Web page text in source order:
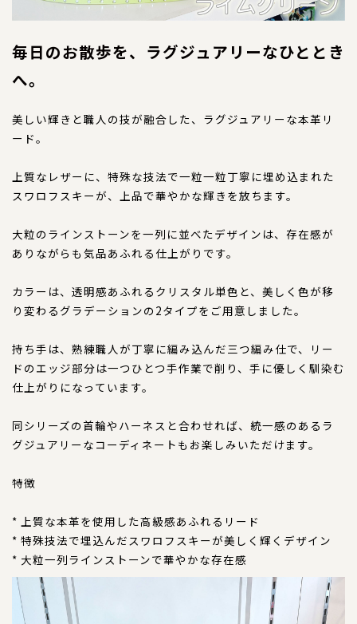
CORDINATE
コーディネート一覧
CONTENTS コンテンツ
店舗情報
お直しについて
卸業者様へ
納期について
SHOP ショップ
BLOG ブログ
毎日のお散歩を、ラグジュアリーなひととき
へ。
美しい輝きと職人の技が融合した、ラグジュアリーな本革リ
ード。
上質なレザーに、特殊な技法で一粒一粒丁寧に埋め込まれた
スワロフスキーが、上品で華やかな輝きを放ちます。
大粒のラインストーンを一列に並べたデザインは、存在感が
ありながらも気品あふれる仕上がりです。
カラーは、透明感あふれるクリスタル単色と、美しく色が移
り変わるグラデーションの2タイプをご用意しました。
持ち手は、熟練職人が丁寧に編み込んだ三つ編み仕で、リー
ドのエッジ部分は一つひとつ手作業で削り、手に優しく馴染む
仕上がりになっています。
同シリーズの首輪やハーネスと合わせれば、統一感のあるラ
グジュアリーなコーディネートもお楽しみいただけます。
特徴
* 上質な本革を使用した高級感あふれるリード
* 特殊技法で埋込んだスワロフスキーが美しく輝くデザイン
* 大粒一列ラインストーンで華やかな存在感